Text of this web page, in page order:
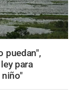
puedan",
para